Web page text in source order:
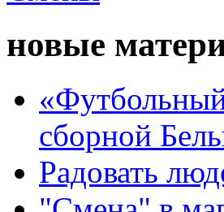
новые
сборной
Радовать